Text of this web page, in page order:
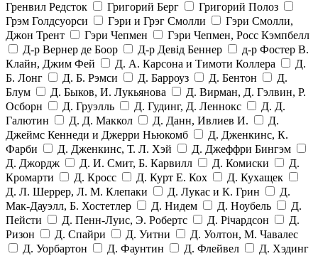
Гренвил Редсток
Григорий Берг
Григорий Полоз
Грэм Голдсуорси
Гэри и Грэг Смолли
Гэри Смолли,
Джон Трент
Гэри Чепмен
Гэри Чепмен, Росс Кэмпбелл
Д-р Вернер де Боор
Д-р Девід Беннер
д-р Фостер В.
Клайн, Джим Фей
Д. А. Карсона и Тимоти Коллера
Д.
Б. Лонг
Д. Б. Рэмси Д. Барроуз Д. Бентон
Д.
Блум
Д. Быков, И. Лукьянова
Д. Вирман, Д. Гэлвин, Р.
Осборн
Д. Груэлль Д. Гудинг, Д. Леннокс
Д. Д.
Галютин
Д. Д. Маккол Д. Данн, Ивлиев И.
Д.
Джеймс Кеннеди и Джерри Ньюкомб
Д. Дженкинс, К.
Фарби
Д. Дженкинс, Т. Л. Хэй
Д. Джеффри Бингэм
Д. Джордж
Д. И. Смит, Б. Карвилл Д. Комиски
Д.
Кромарти
Д. Кросс Д. Курт Е. Кох
Д. Кухащек
Д. Л. Шеррер, Л. М. Клепаки
Д. Лукас и К. Грин
Д.
Мак-Дауэлл, Б. Хостетлер
Д. Нидем Д. Ноубель
Д.
Пейсти
Д. Пенн-Луис, Э. Робертс Д. Річардсон
Д.
Ризон
Д. Спайри Д. Уитни
Д. Уолтон, М. Чавалес
Д. Уорбартон
Д. Фаунтин Д. Флейвел
Д. Хэдинг